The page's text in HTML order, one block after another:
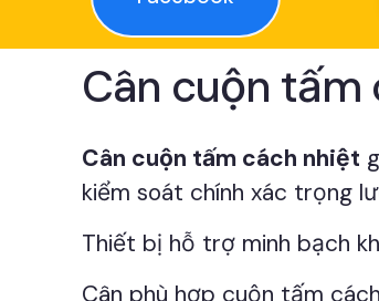
Cân cuộn tấm
Cân cuộn tấm cách nhiệt
kiểm soát chính xác trọng
Thiết bị hỗ trợ minh bạch
Cân phù hợp cuộn tấm